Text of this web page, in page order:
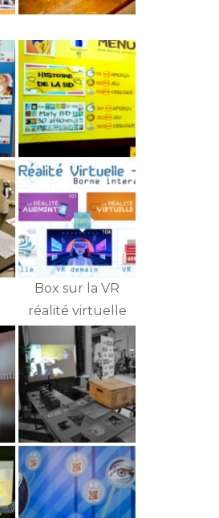
Box sur la VR
réalité virtuelle